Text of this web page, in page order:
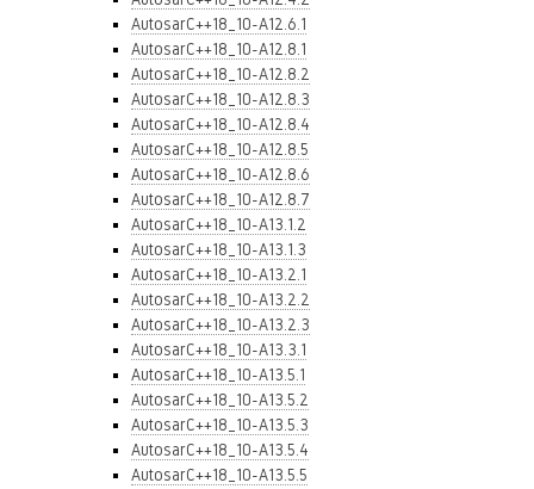
AutosarC++18_10-A12.6.1
AutosarC++18_10-A12.8.1
AutosarC++18_10-A12.8.2
AutosarC++18_10-A12.8.3
AutosarC++18_10-A12.8.4
AutosarC++18_10-A12.8.5
AutosarC++18_10-A12.8.6
AutosarC++18_10-A12.8.7
AutosarC++18_10-A13.1.2
AutosarC++18_10-A13.1.3
AutosarC++18_10-A13.2.1
AutosarC++18_10-A13.2.2
AutosarC++18_10-A13.2.3
AutosarC++18_10-A13.3.1
AutosarC++18_10-A13.5.1
AutosarC++18_10-A13.5.2
AutosarC++18_10-A13.5.3
AutosarC++18_10-A13.5.4
AutosarC++18_10-A13.5.5